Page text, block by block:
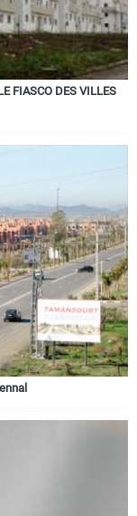
FIASCO DES VILLES